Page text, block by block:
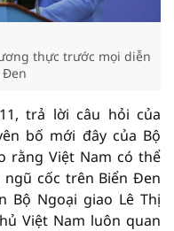
thực trước mọi diễn
Đen
trả lời câu hỏi của
bố mới đây của Bộ
rằng Việt Nam có thể
cốc trên Biển Đen
Bộ Ngoại giao Lê Thị
Việt Nam luôn quan